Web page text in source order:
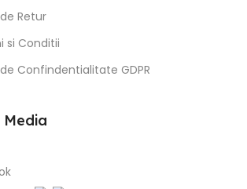
Retur
si Conditii
Confindentialitate GDPR
Media